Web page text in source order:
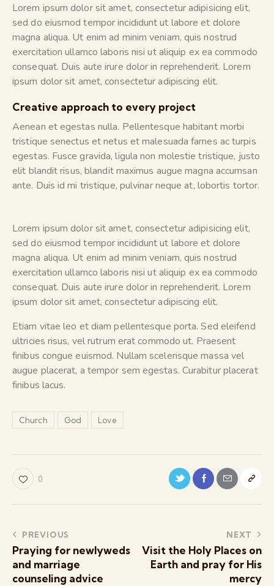
Lorem ipsum dolor sit amet, consectetur adipisicing elit,
sed do eiusmod tempor incididunt ut labore et dolore
magna aliqua. Ut enim ad minim veniam, quis nostrud
exercitation ullamco laboris nisi ut aliquip ex ea commodo
consequat. Duis aute irure dolor in reprehenderit. Lorem
ipsum dolor sit amet, consectetur adipiscing elit.
Creative approach to every project
Aenean et egestas nulla. Pellentesque habitant morbi
tristique senectus et netus et malesuada fames ac turpis
egestas. Fusce gravida, ligula non molestie tristique, justo
elit blandit risus, blandit maximus augue magna accumsan
ante. Duis id mi tristique, pulvinar neque at, lobortis tortor.
Lorem ipsum dolor sit amet, consectetur adipisicing elit,
sed do eiusmod tempor incididunt ut labore et dolore
magna aliqua. Ut enim ad minim veniam, quis nostrud
exercitation ullamco laboris nisi ut aliquip ex ea commodo
consequat. Duis aute irure dolor in reprehenderit. Lorem
ipsum dolor sit amet, consectetur adipiscing elit.
Etiam vitae leo et diam pellentesque porta. Sed eleifend
ultricies risus, vel rutrum erat commodo ut. Praesent
finibus congue euismod. Nullam scelerisque massa vel
augue placerat, a tempor sem egestas. Curabitur placerat
finibus lacus.
Church God Love
0
Post
navigation
PREVIOUS
Praying for newlyweds
and marriage
counseling advice
NEXT
Visit the Holy Places on
Earth and pray for His
mercy